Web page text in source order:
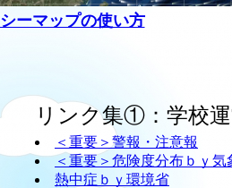
シーマップの使い方
リンク集①：学校
＜重要＞警報・注意報
＜重要＞危険度分布ｂｙ気
熱中症ｂｙ環境省